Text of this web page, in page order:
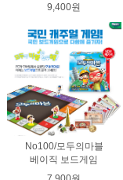
9,400원
No100/모두의마블
베이직 보드게임